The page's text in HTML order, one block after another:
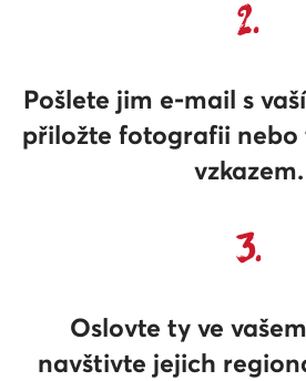
2.
Pošlete jim e-mail s
přiložte fotografii nebo
vzkazem.
3.
Oslovte ty ve
navštivte jejich